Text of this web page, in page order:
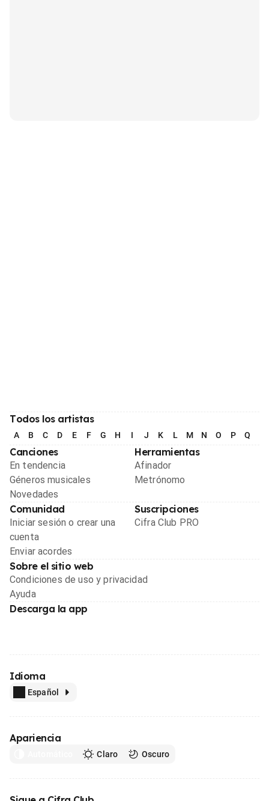
Todos los artistas
A B C D E F G H I J K L M N O P Q
Canciones
En tendencia
Géneros musicales
Novedades
Herramientas
Afinador
Metrónomo
Comunidad
Iniciar sesión o crear una
cuenta
Enviar acordes
Suscripciones
Cifra Club PRO
Sobre el sitio web
Condiciones de uso y privacidad
Ayuda
Descarga la app
Idioma
Español
Apariencia
Claro Oscuro